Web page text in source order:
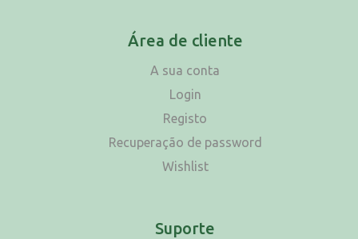
Área de cliente
A sua conta
Login
Registo
Recuperação de password
Wishlist
Suporte